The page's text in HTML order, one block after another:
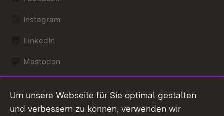
Instagram
LinkedIn
Mastodon
X / Twitter
Um unsere Webseite für Sie optimal gestalten
und verbessern zu können, verwenden wir